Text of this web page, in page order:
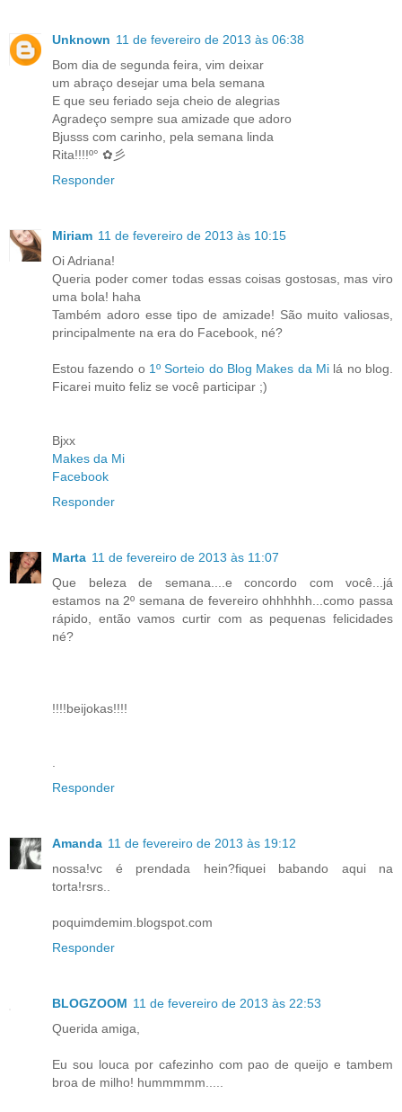
Unknown 11 de fevereiro de 2013 às 06:38
Bom dia de segunda feira, vim deixar
um abraço desejar uma bela semana
E que seu feriado seja cheio de alegrias
Agradeço sempre sua amizade que adoro
Bjusss com carinho, pela semana linda
Rita!!!!º° ✿彡
Responder
Miriam 11 de fevereiro de 2013 às 10:15
Oi Adriana!
Queria poder comer todas essas coisas gostosas, mas viro
uma bola! haha
Também adoro esse tipo de amizade! São muito valiosas,
principalmente na era do Facebook, né?
Estou fazendo o 1º Sorteio do Blog Makes da Mi lá no blog.
Ficarei muito feliz se você participar ;)
Bjxx
Makes da Mi
Facebook
Responder
Marta 11 de fevereiro de 2013 às 11:07
Que beleza de semana....e concordo com você...já
estamos na 2º semana de fevereiro ohhhhhh...como passa
rápido, então vamos curtir com as pequenas felicidades
né?
!!!!beijokas!!!!
Responder
Amanda 11 de fevereiro de 2013 às 19:12
nossa!vc é prendada hein?fiquei babando aqui na
torta!rsrs..
poquimdemim.blogspot.com
Responder
BLOGZOOM 11 de fevereiro de 2013 às 22:53
Querida amiga,
Eu sou louca por cafezinho com pao de queijo e tambem
broa de milho! hummmmm.....